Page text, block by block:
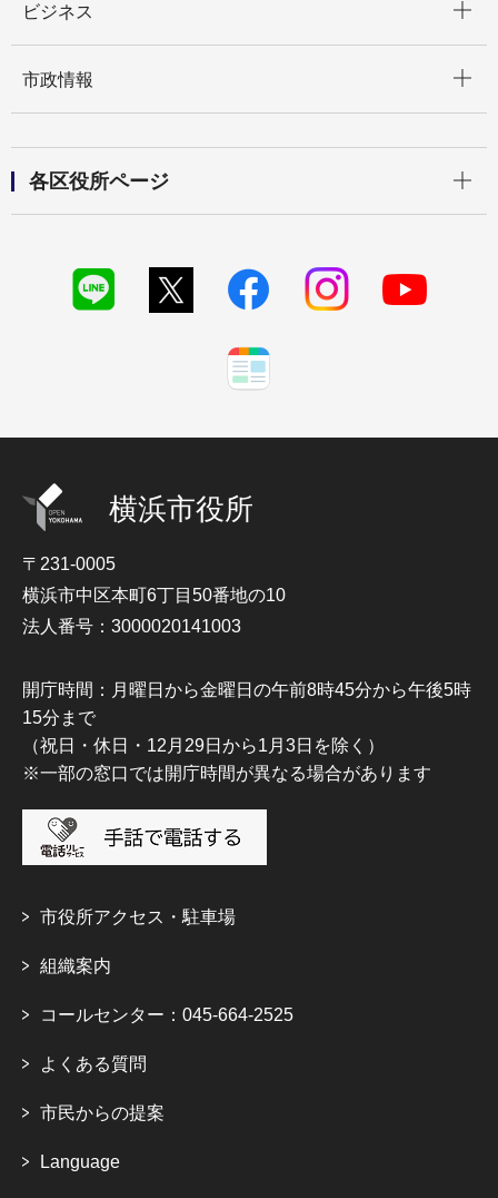
ビジネス
市政情報
各区役所ページ
横浜市役所
〒231-0005
横浜市中区本町6丁目50番地の10
法人番号：3000020141003
開庁時間：月曜日から金曜日の午前8時45分から午後5時
15分まで
（祝日・休日・12月29日から1月3日を除く）
※一部の窓口では開庁時間が異なる場合があります
市役所アクセス・駐車場
組織案内
コールセンター：045-664-2525
よくある質問
市民からの提案
Language